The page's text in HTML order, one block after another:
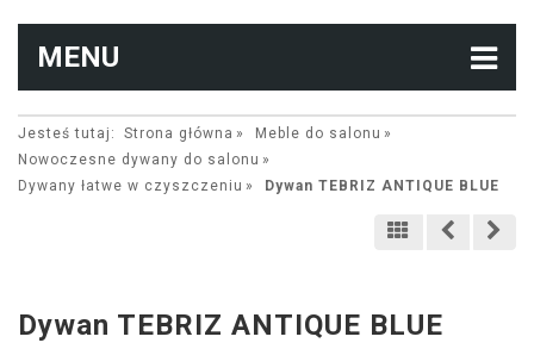
MENU
Jesteś tutaj: Strona główna
Meble do salonu
Nowoczesne dywany do salonu
Dywany łatwe w czyszczeniu
Dywan TEBRIZ ANTIQUE BLUE
Dywan TEBRIZ ANTIQUE BLUE